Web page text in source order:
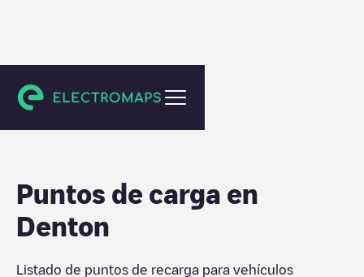
Denton County
Puntos de carga en
Denton
Listado de puntos de recarga para vehículos